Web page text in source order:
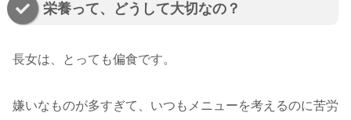
栄養って、どうして大切なの？
長女は、とっても偏食です。
嫌いなものが多すぎて、いつもメニューを考えるのに苦労